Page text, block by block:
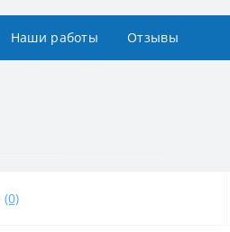
Наши работы Отзывы
(0)